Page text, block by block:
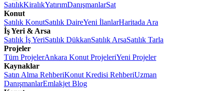
SatılıkKiralıkYatırımDanışmanlarSat
Konut
Satılık KonutSatılık DaireYeni İlanlarHaritada Ara
İş Yeri & Arsa
Satılık İş YeriSatılık DükkanSatılık ArsaSatılık Tarla
Projeler
Tüm ProjelerAnkara Konut ProjeleriYeni Projeler
Kaynaklar
Satın Alma RehberiKonut Kredisi RehberiUzman
DanışmanlarEmlakjet Blog